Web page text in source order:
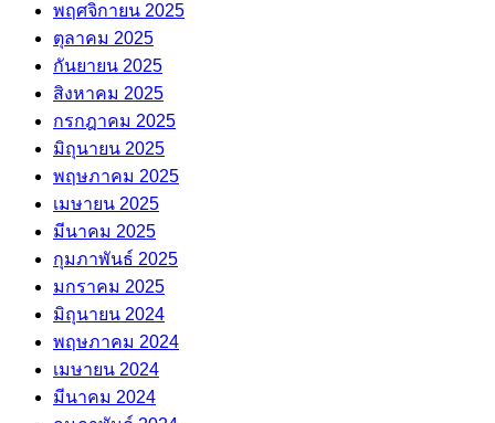
พฤศจิกายน 2025
ตุลาคม 2025
กันยายน 2025
สิงหาคม 2025
กรกฎาคม 2025
มิถุนายน 2025
พฤษภาคม 2025
เมษายน 2025
มีนาคม 2025
กุมภาพันธ์ 2025
มกราคม 2025
มิถุนายน 2024
พฤษภาคม 2024
เมษายน 2024
มีนาคม 2024